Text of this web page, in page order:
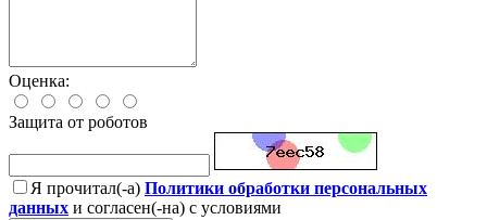
Оценка:
Защита от роботов
Я прочитал(-а) Политики обработки персональных
данных и согласен(-на) с условиями